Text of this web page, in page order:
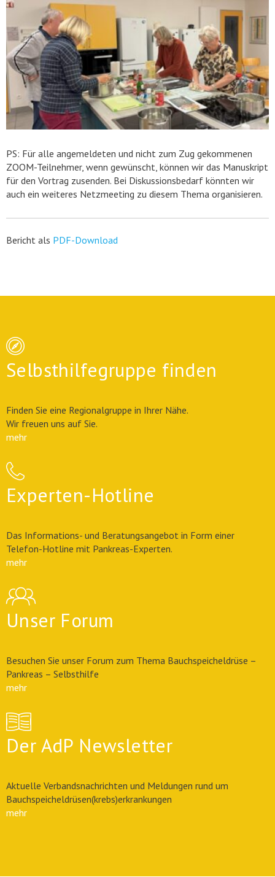
PS: Für alle angemeldeten und nicht zum Zug gekommenen
ZOOM-Teilnehmer, wenn gewünscht, können wir das Manuskript
für den Vortrag zusenden. Bei Diskussionsbedarf könnten wir
auch ein weiteres Netzmeeting zu diesem Thema organisieren.
Bericht als PDF-Download
Selbsthilfegruppe finden
Finden Sie eine Regionalgruppe in Ihrer Nähe.
Wir freuen uns auf Sie.
mehr
Experten-Hotline
Das Informations- und Beratungsangebot in Form einer
Telefon-Hotline mit Pankreas-Experten.
mehr
Unser Forum
Besuchen Sie unser Forum zum Thema Bauchspeicheldrüse –
Pankreas – Selbsthilfe
mehr
Der AdP Newsletter
Aktuelle Verbandsnachrichten und Meldungen rund um
Bauchspeicheldrüsen(krebs)erkrankungen
mehr